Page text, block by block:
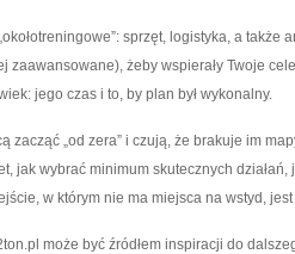
sprzęt, logistyka, a także
zaawansowane), żeby wspierały Twoje
jego czas i to, by plan był wykonalny.
zacząć „od zera” i czują, że brakuje im
jak wybrać minimum skutecznych
w którym nie ma miejsca na wstyd,
może być źródłem inspiracji do